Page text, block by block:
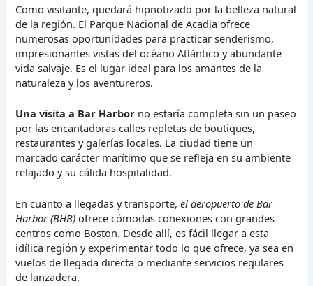
Como visitante, quedará hipnotizado por la belleza natural
de la región. El Parque Nacional de Acadia ofrece
numerosas oportunidades para practicar senderismo,
impresionantes vistas del océano Atlántico y abundante
vida salvaje. Es el lugar ideal para los amantes de la
naturaleza y los aventureros.
Una visita a Bar Harbor no estaría completa sin un paseo
por las encantadoras calles repletas de boutiques,
restaurantes y galerías locales. La ciudad tiene un
marcado carácter marítimo que se refleja en su ambiente
relajado y su cálida hospitalidad.
En cuanto a llegadas y transporte,el aeropuerto de Bar
Harbor (BHB) ofrece cómodas conexiones con grandes
centros como Boston. Desde allí, es fácil llegar a esta
idílica región y experimentar todo lo que ofrece, ya sea en
vuelos de llegada directa o mediante servicios regulares
de lanzadera.